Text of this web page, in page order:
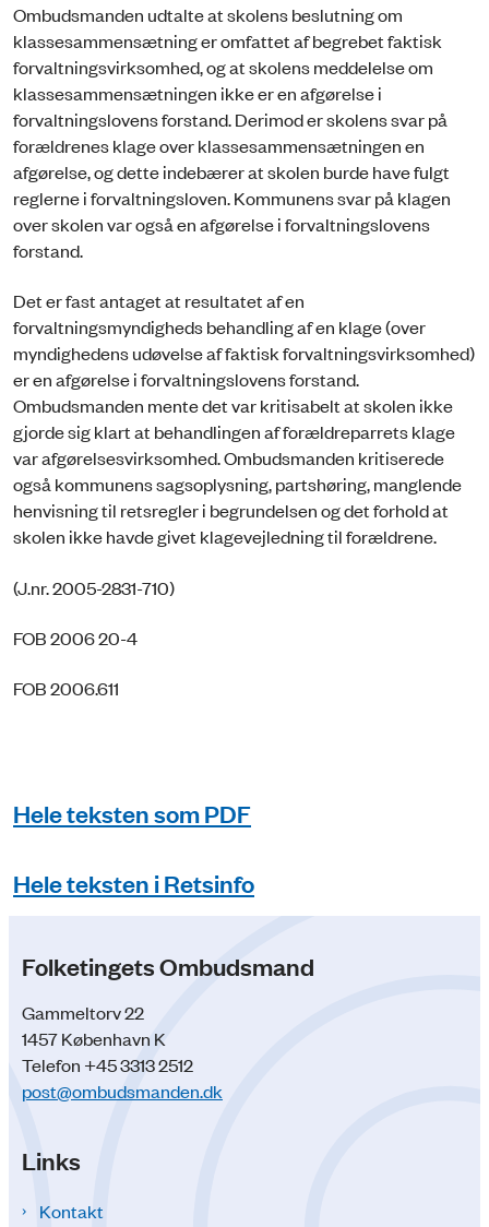
Ombudsmanden udtalte at skolens beslutning om
klassesammensætning er omfattet af begrebet faktisk
forvaltningsvirksomhed, og at skolens meddelelse om
klassesammensætningen ikke er en afgørelse i
forvaltningslovens forstand. Derimod er skolens svar på
forældrenes klage over klassesammensætningen en
afgørelse, og dette indebærer at skolen burde have fulgt
reglerne i forvaltningsloven. Kommunens svar på klagen
over skolen var også en afgørelse i forvaltningslovens
forstand.
Det er fast antaget at resultatet af en
forvaltningsmyndigheds behandling af en klage (over
myndighedens udøvelse af faktisk forvaltningsvirksomhed)
er en afgørelse i forvaltningslovens forstand.
Ombudsmanden mente det var kritisabelt at skolen ikke
gjorde sig klart at behandlingen af forældreparrets klage
var afgørelsesvirksomhed. Ombudsmanden kritiserede
også kommunens sagsoplysning, partshøring, manglende
henvisning til retsregler i begrundelsen og det forhold at
skolen ikke havde givet klagevejledning til forældrene.
(J.nr. 2005-2831-710)
FOB 2006 20-4
FOB 2006.611
Hele teksten som PDF
Hele teksten i Retsinfo
Folketingets Ombudsmand
Gammeltorv 22
1457 København K
Telefon +45 3313 2512
post@ombudsmanden.dk
Links
Kontakt